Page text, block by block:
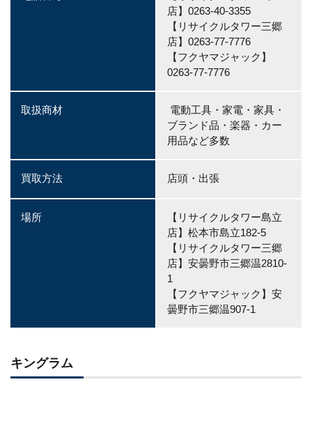
店】0263-40-3355
【リサイクルタワー三郷
店】0263-77-7776
【フクヤマジャック】
0263-77-7776
取扱商材
電動工具・家電・家具・
ブランド品・楽器・カー
用品など多数
買取方法 店頭・出張
場所
【リサイクルタワー島立
店】松本市島立182-5
【リサイクルタワー三郷
店】安曇野市三郷温2810-
1
【フクヤマジャック】安
曇野市三郷温907-1
キングラム